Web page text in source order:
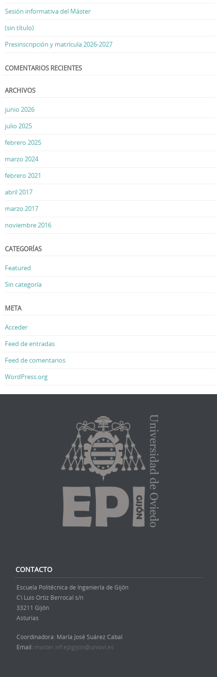
Sesión informativa del Máster
(sin título)
Presinscripción y matrícula 2026-2027
COMENTARIOS RECIENTES
ARCHIVOS
junio 2026
julio 2025
febrero 2025
marzo 2024
febrero 2021
abril 2017
marzo 2017
noviembre 2016
CATEGORÍAS
Featured
Sin categoría
META
Acceder
Feed de entradas
Feed de comentarios
WordPress.org
CONTACTO
Escuela Politécnica de Ingeniería de Gijón
C\ Luis Ortiz Berrocal s/n
33211 Gijón
Asturias
Coordinadora: María José Suárez Cabal
Email: master.inf.epigijon@uniovi.es